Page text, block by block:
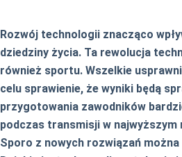
Rozwój technologii znacząco
dziedziny życia. Ta rewolucja
również sportu. Wszelkie
celu sprawienie, że wyniki będą
przygotowania zawodników
podczas transmisji w
Sporo z nowych rozwiązań